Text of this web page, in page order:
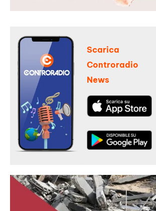
Scarica
Controradio
News